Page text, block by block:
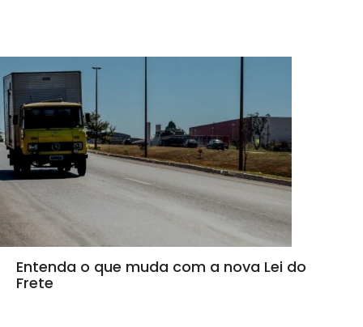
Entenda o que muda com a nova Lei do
Frete